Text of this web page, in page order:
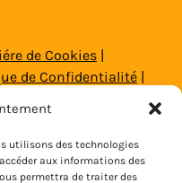
utilisons des technologies
aux informations des
permettra de traiter des
de Cookies |
de Confidentialité |
Aventura